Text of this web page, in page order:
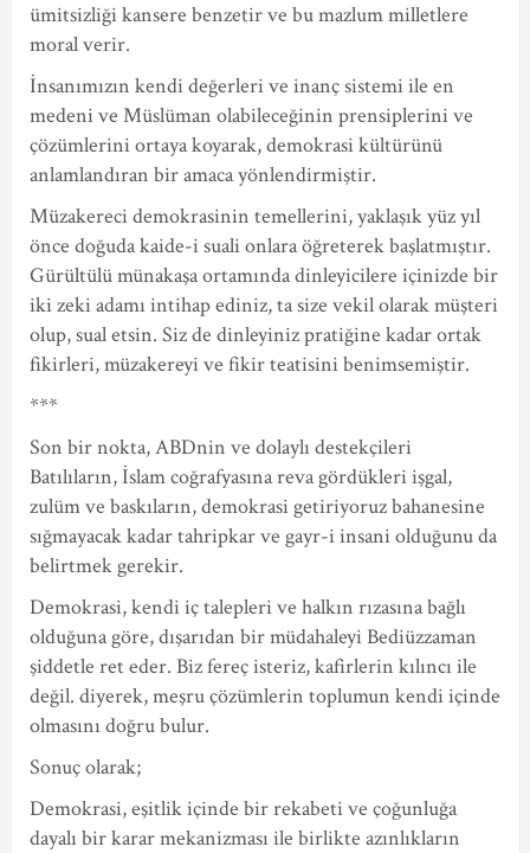
ümitsizliği kansere benzetir ve bu mazlum milletlere
moral verir.
İnsanımızın kendi değerleri ve inanç sistemi ile en
medeni ve Müslüman olabileceğinin prensiplerini ve
çözümlerini ortaya koyarak, demokrasi kültürünü
anlamlandıran bir amaca yönlendirmiştir.
Müzakereci demokrasinin temellerini, yaklaşık yüz yıl
önce doğuda kaide-i suali onlara öğreterek başlatmıştır.
Gürültülü münakaşa ortamında dinleyicilere içinizde bir
iki zeki adamı intihap ediniz, ta size vekil olarak müşteri
olup, sual etsin. Siz de dinleyiniz pratiğine kadar ortak
fikirleri, müzakereyi ve fikir teatisini benimsemiştir.
***
Son bir nokta, ABDnin ve dolaylı destekçileri
Batılıların, İslam coğrafyasına reva gördükleri işgal,
zulüm ve baskıların, demokrasi getiriyoruz bahanesine
sığmayacak kadar tahripkar ve gayr-i insani olduğunu da
belirtmek gerekir.
Demokrasi, kendi iç talepleri ve halkın rızasına bağlı
olduğuna göre, dışarıdan bir müdahaleyi Bediüzzaman
şiddetle ret eder. Biz fereç isteriz, kafirlerin kılıncı ile
değil. diyerek, meşru çözümlerin toplumun kendi içinde
olmasını doğru bulur.
Sonuç olarak;
Demokrasi, eşitlik içinde bir rekabeti ve çoğunluğa
dayalı bir karar mekanizması ile birlikte azınlıkların